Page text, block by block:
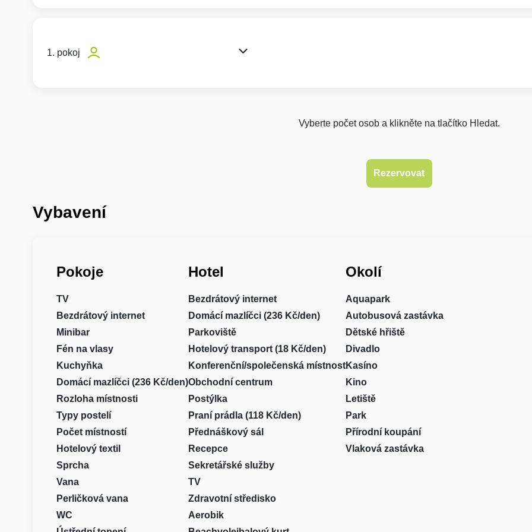
1. pokoj
Vyberte počet osob a klikněte na tlačítko Hledat.
Vybavení
Pokoje
TV
Bezdrátový internet
Minibar
Fén na vlasy
Kuchyňka
Domácí mazlíčci (236 Kč/den)
Rozloha místnosti
Typy postelí
Počet místností
Hotelový textil
Sprcha
Vana
Perličková vana
WC
Hotel
Bezdrátový internet
Domácí mazlíčci (236 Kč/den)
Parkoviště
Hotelový transport (18 Kč/den)
Konferenční/společenská místnost
Obchodní centrum
Postýlka
Praní prádla (118 Kč/den)
Přednáškový sál
Recepce
Sekretářské služby
TV
Zdravotní středisko
Aerobik
Okolí
Aquapark
Autobusová zastávka
Dětské hřiště
Divadlo
Kasíno
Kino
Letiště
Park
Přírodní koupání
Vlaková zastávka